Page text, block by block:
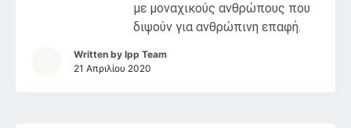
με μοναχικούς ανθρώπους που
διψούν για ανθρώπινη επαφή.
Written by Ipp Team
21 Απριλίου 2020